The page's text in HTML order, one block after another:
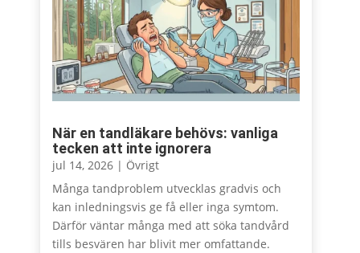
När en tandläkare behövs: vanliga
tecken att inte ignorera
jul 14, 2026| Övrigt
Många tandproblem utvecklas gradvis och
kan inledningsvis ge få eller inga symtom.
Därför väntar många med att söka tandvård
tills besvären har blivit mer omfattande.